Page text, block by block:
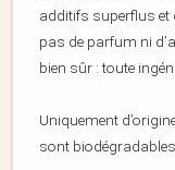
additifs superflus et
pas de parfum ni
bien sûr : toute
Uniquement
sont